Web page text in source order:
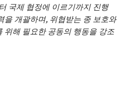
국제 협정에 이르기까지 진행
을 개괄하며, 위협받는 종 보호와
위해 필요한 공동의 행동을 강조